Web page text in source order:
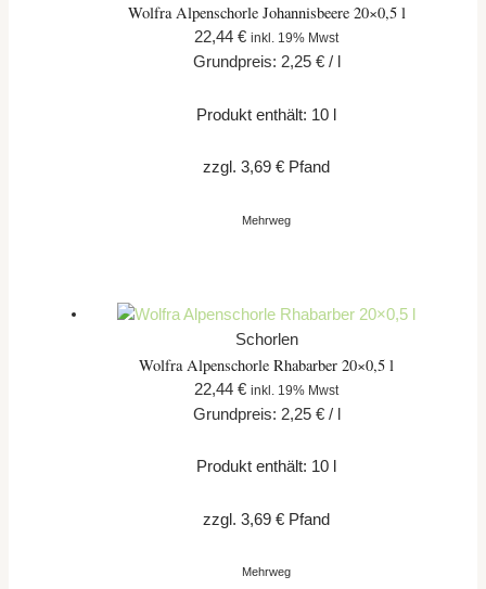
Wolfra Alpenschorle Johannisbeere 20×0,5 l
22,44€ inkl. 19% Mwst
Grundpreis: 2,25 €/
Produkt enthält: 10
zzgl.3,69€ Pfand
Mehrweg
Schorlen
Wolfra Alpenschorle Rhabarber 20×0,5 l
22,44€ inkl. 19% Mwst
Grundpreis: 2,25 €/ l
Produkt enthält: 10
zzgl.3,69€ Pfand
Mehrweg